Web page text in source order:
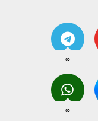
∞
∞